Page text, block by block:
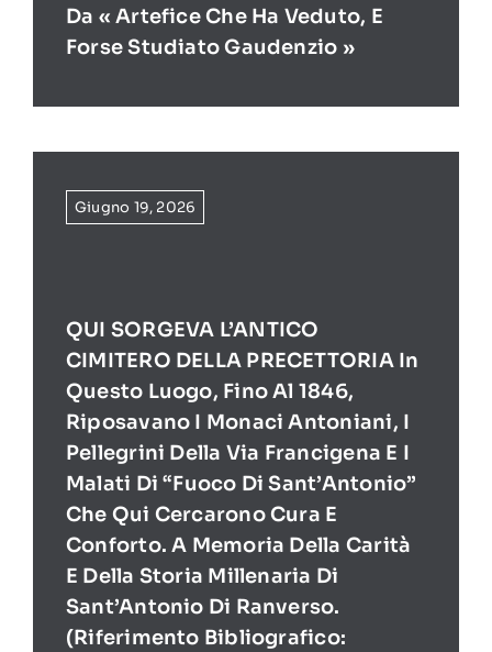
Da « Artefice Che Ha Veduto, E
Forse Studiato Gaudenzio »
Giugno 19, 2026
QUI SORGEVA L’ANTICO
CIMITERO DELLA PRECETTORIA In
Questo Luogo, Fino Al 1846,
Riposavano I Monaci Antoniani, I
Pellegrini Della Via Francigena E I
Malati Di “Fuoco Di Sant’Antonio”
Che Qui Cercarono Cura E
Conforto. A Memoria Della Carità
E Della Storia Millenaria Di
Sant’Antonio Di Ranverso.
(Riferimento Bibliografico: